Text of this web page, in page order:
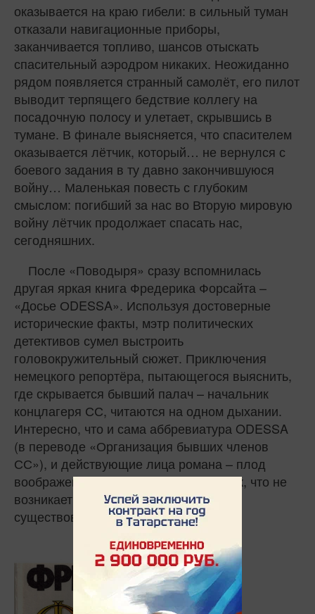
оказывается на краю гибели: в сильный туман
отказали навигационные приборы,
заканчивается топливо, шансов отыскать
спасительный аэродром никаких. Неожиданно
рядом появляется странный самолёт, его пилот
выводит терпящего бедствие коллегу на
посадочную полосу и улетает, скрывшись в
тумане. В финале выясняется, что спасителем
оказывается лётчик, который… не вернулся с
боевого задания в ту давно закончившуюся
войну… Маленькая повесть с глубоким
смыслом: погибший за нас во Вторую мировую
войну лётчик продолжает спасать нас,
сегодняшних.
После «Поводыря» сразу вспомнилась
другая яркая книга Фредерика Форсайта –
«Досье ОDESSA». Используя достоверные
исторические факты, мэтр политических
детективов сумел выстроить
головокружительный сюжет. Приключения
немецкого репортёра, пытающегося выяснить,
где скрывается бывший палач – начальник
концлагеря СС, читаются на одном дыхании.
Интересно, что и сама аббревиатура ODESSA
(в переводе «Организация бывших членов
СС»), и действующие лица романа – плод
воображения автора, но выписаны так, что не
возникает сомнений в их реальном
существовании.